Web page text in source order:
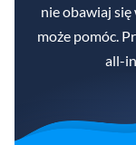
nie obawiaj się
może pomóc.
all-